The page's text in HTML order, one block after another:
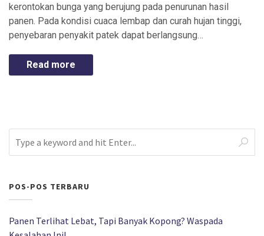
kerontokan bunga yang berujung pada penurunan hasil
panen. Pada kondisi cuaca lembap dan curah hujan tinggi,
penyebaran penyakit patek dapat berlangsung…
Read more
POS-POS TERBARU
Panen Terlihat Lebat, Tapi Banyak Kopong? Waspada